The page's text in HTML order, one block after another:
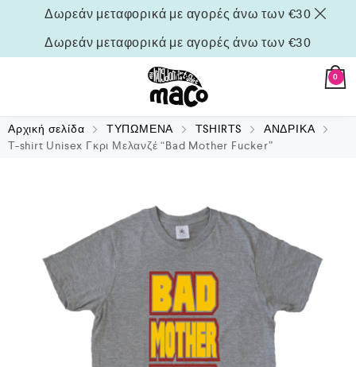
Δωρεάν μεταφορικά με αγορές άνω των €30
Δωρεάν μεταφορικά με αγορές άνω των €30
0
Αρχική σελίδα ΤΥΠΩΜΕΝΑ TSHIRTS
ΑΝΔΡΙΚΑ
T-shirt Unisex Γκρι Μελανζέ “Bad Mother Fucker”